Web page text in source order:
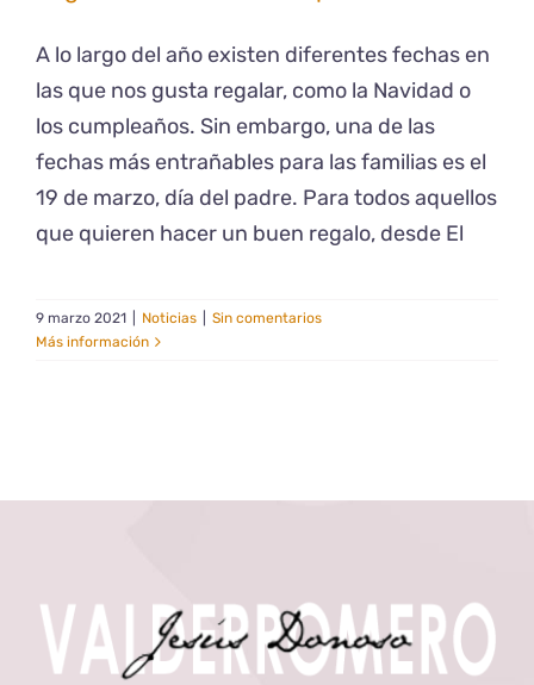
A lo largo del año existen diferentes fechas en
las que nos gusta regalar, como la Navidad o
los cumpleaños. Sin embargo, una de las
fechas más entrañables para las familias es el
19 de marzo, día del padre. Para todos aquellos
que quieren hacer un buen regalo, desde El
9 marzo 2021 Noticias
Sin comentarios
Más información